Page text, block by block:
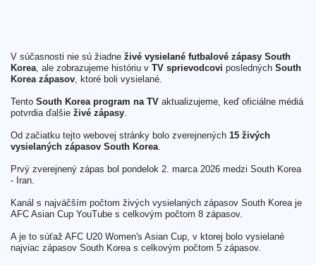
V súčasnosti nie sú žiadne živé vysielané futbalové zápasy South
Korea, ale zobrazujeme históriu v TV sprievodcovi posledných South
Korea zápasov, ktoré boli vysielané.
Tento South Korea program na TV aktualizujeme, keď oficiálne médiá
potvrdia ďalšie živé zápasy.
Od začiatku tejto webovej stránky bolo zverejnených 15 živých
vysielaných zápasov South Korea.
Prvý zverejnený zápas bol pondelok 2. marca 2026 medzi South Korea
- Iran.
Kanál s najväčším počtom živých vysielaných zápasov South Korea je
AFC Asian Cup YouTube s celkovým počtom 8 zápasov.
A je to súťaž AFC U20 Women's Asian Cup, v ktorej bolo vysielané
najviac zápasov South Korea s celkovým počtom 5 zápasov.